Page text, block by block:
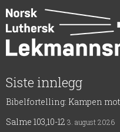
Siste innlegg
Bibelfortelling: Kampen
Salme 103,10-12 3. august 2026